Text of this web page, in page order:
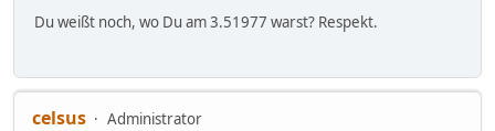
Du weißt noch, wo Du am 3.51977 warst? Respekt.
celsus
Administrator